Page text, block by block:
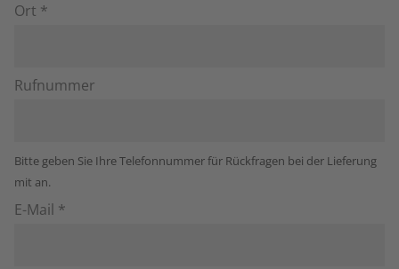
Ort *
Rufnummer
Bitte geben Sie Ihre Telefonnummer für Rückfragen bei der Lieferung
mit an.
E-Mail *